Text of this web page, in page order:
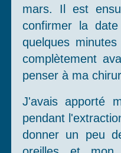
mars. Il est
confirmer la
quelques
complètement
penser à ma
J'avais apporté
pendant
donner un peu